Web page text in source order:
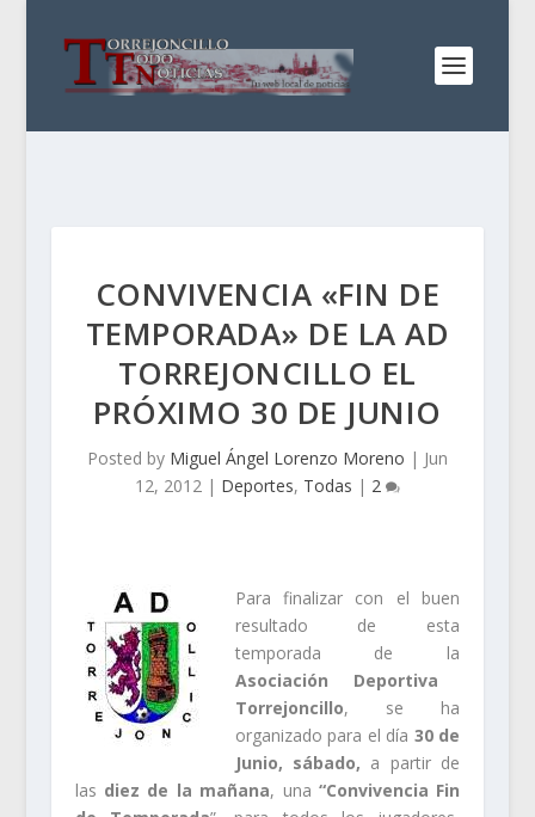
CONVIVENCIA «FIN DE
TEMPORADA» DE LA AD
TORREJONCILLO EL
PRÓXIMO 30 DE JUNIO
Posted by Miguel Ángel Lorenzo Moreno | Jun
12, 2012| Deportes, Todas | 2
Para finalizar con el buen
resultado de esta
temporada de la
Asociación Deportiva
Torrejoncillo, se ha
organizado para el día 30 de
Junio, sábado, a partir de
las diez de la mañana, una“Convivencia Fin